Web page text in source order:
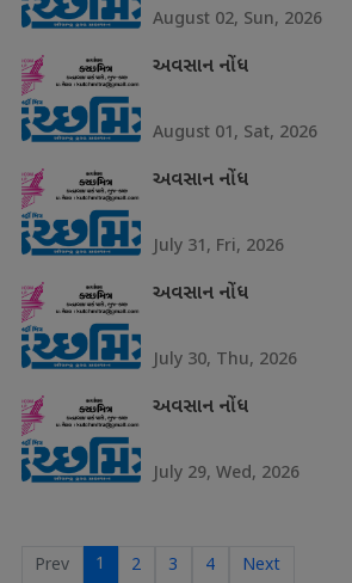
August 02, Sun, 2026
અવસાન નોંધ
August 01, Sat, 2026
અવસાન નોંધ
July 31, Fri, 2026
અવસાન નોંધ
July 30, Thu, 2026
અવસાન નોંધ
July 29, Wed, 2026
Prev 1 2 3 4 Next